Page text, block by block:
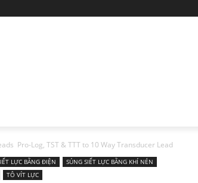
Pro-Log, TST & TTT to 10 Way Transducer Lead
LỰC BẰNG ĐIỆN
SÚNG SIẾT LỰC BẰNG KHÍ NÉN
TÔ VÍT LỰC